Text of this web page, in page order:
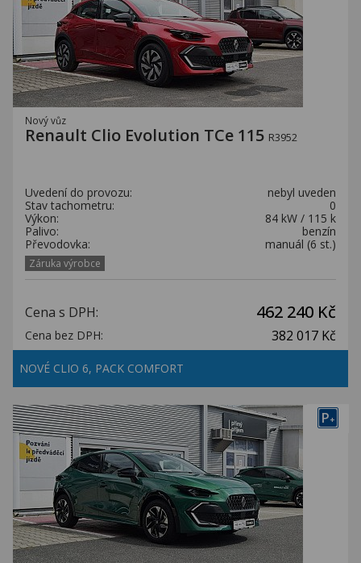
Nový vůz
Renault Clio Evolution TCe 115 R3952
Uvedení do provozu:
nebyl uveden
Stav tachometru:
0
Výkon:
84 kW / 115 k
Palivo:
benzín
Převodovka:
manuál (6 st.)
Záruka výrobce
Cena s DPH: 462 240 Kč
Cena bez DPH: 382 017 Kč
NOVÉ CLIO 6, PACK COMFORT
P+